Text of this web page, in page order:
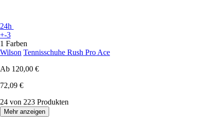
24h
+-3
1 Farben
Wilson Tennisschuhe Rush Pro Ace
Ab 120,00 €
72,09 €
24 von 223 Produkten
Mehr anzeigen